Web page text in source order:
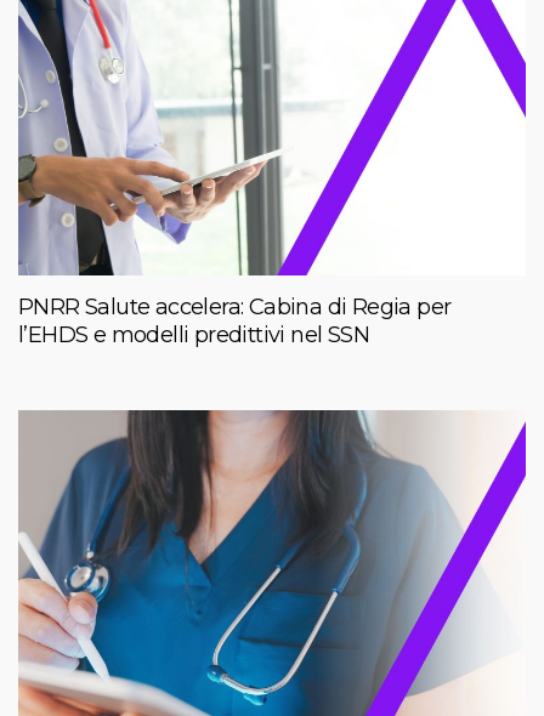
PNRR Salute accelera: Cabina di Regia per
l’EHDS e modelli predittivi nel SSN